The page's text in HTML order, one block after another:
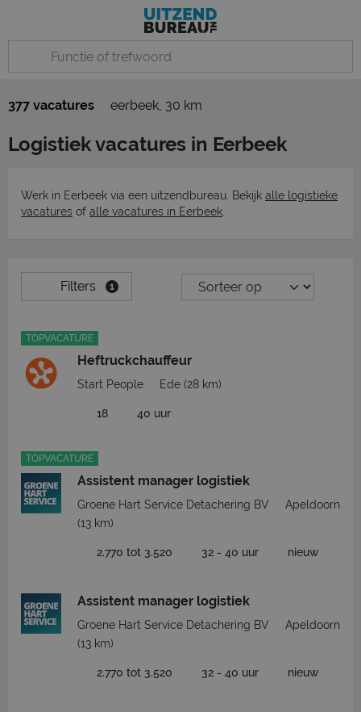
377 vacatures eerbeek, 30 km
Logistiek vacatures in Eerbeek
Werk in Eerbeek via een uitzendbureau. Bekijk alle logistieke
vacatures of alle vacatures in Eerbeek
Filters 1
TOPVACATURE
Heftruckchauffeur
Start People Ede (28 km)
18 40 uur
TOPVACATURE
Assistent manager logistiek
Groene Hart Service Detachering BV
Apeldoorn
(13 km)
2.770 tot 3.520 32 - 40 uur nieuw
Assistent manager logistiek
Groene Hart Service Detachering BV
Apeldoorn
(13 km)
2.770 tot 3.520 32 - 40 uur nieuw